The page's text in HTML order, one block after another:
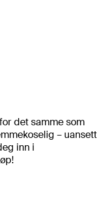
det samme som
– uansett
inn i